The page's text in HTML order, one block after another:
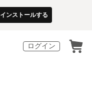
インストールする
ログイン